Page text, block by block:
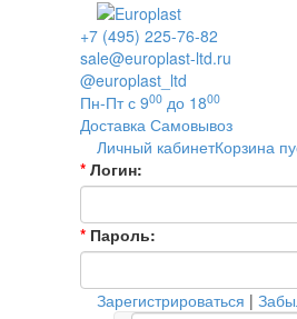
+7 (495) 225-76-82
sale@europlast-ltd.ru
@europlast_ltd
Пн-Пт с 900 до 1800
Доставка Самовывоз
Личный кабинетКорзина
* Логин:
* Пароль:
Зарегистрироваться |